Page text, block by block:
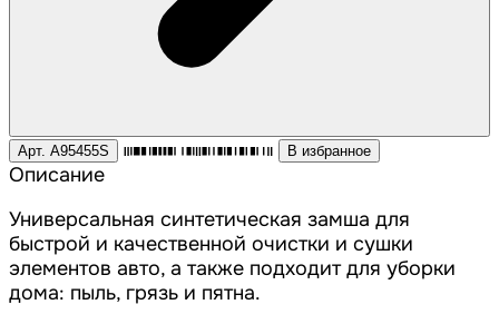
Арт. A95455S В избранное
Описание
Универсальная синтетическая замша для
быстрой и качественной очистки и сушки
элементов авто, а также подходит для уборки
дома: пыль, грязь и пятна.